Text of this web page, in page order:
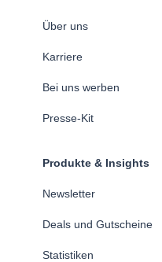
Über uns
Karriere
Bei uns werben
Presse-Kit
Produkte & Insights
Newsletter
Deals und Gutscheine
Statistiken